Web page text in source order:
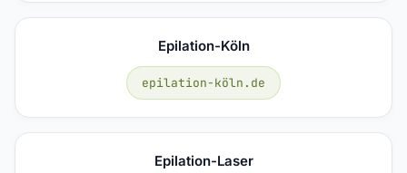
Epilation-Köln
epilation-köln.de
Epilation-Laser